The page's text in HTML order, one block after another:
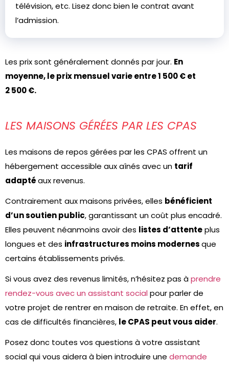
télévision, etc. Lisez donc bien le contrat avant
l’admission.
Les prix sont généralement donnés par jour. En
moyenne, le prix mensuel varie entre 1 500 € et
2 500 €.
LES MAISONS GÉRÉES PAR LES CPAS
Les maisons de repos gérées par les CPAS offrent un
hébergement accessible aux aînés avec un tarif
adaptéaux revenus.
Contrairement aux maisons privées, elles bénéficient
d’un soutien public, garantissant un coût plus encadré.
Elles peuvent néanmoins avoir des listes d’attenteplus
longues et des infrastructures moins modernesque
certains établissements privés.
Si vous avez des revenus limités, n’hésitez pas àprendre
rendez-vous avec un assistant social pour parler de
votre projet de rentrer en maison de retraite. En effet, en
cas de difficultés financières, le CPAS peut vous aider.
Posez donc toutes vos questions à votre assistant
social qui vous aidera à bien introduire une demande